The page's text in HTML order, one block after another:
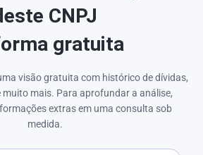
CNPJ
gratuita
visão gratuita com histórico de dívidas,
mais. Para aprofundar a análise,
extras em uma consulta sob
medida.